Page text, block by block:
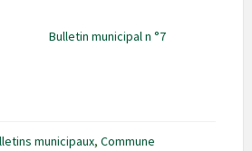
Bulletin municipal n °7
municipaux, Commune